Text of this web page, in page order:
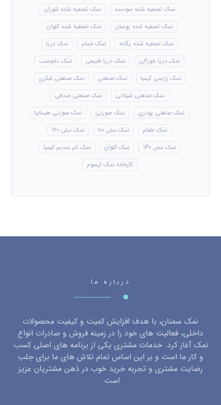
نمک تصفیه شده سودمند
نمک تصفیه شده شوران
نمک تصفیه شده پوسان
نمک تصفیه شده کلوان
نمک تصفیه شده یگانه
نمک حمام
نمک دریا
نمک دریا خوراکی
نمک دریا طبیعی
نمک دلچسب
نمک رژیمی کیمیا
نمک صنعتی
نمک صنعتی شکری
نمک صنعتی شیلاتی
نمک صنعتی صدفی
نمک صنعتی پودری
نمک صورتی
نمک صورتی هیمالیا
نمک طعام
نمک مش 110
نمک مش 120
نمک مش 130
نمک کلوان
نمک کم سدیم کیمیا
کارخانه نمک اپسوم
درباره ما
نمک سمنان، با هدف افزایش کمیت و کیفیت محصولات
داخلی، فعالیت های خود را در زمینه فروش و صادرات انواع
نمک آغاز کرد. خدمات مشتری یکی از برنامه های اصلی کسب
و کار ما است و بر این اساس تمام تلاش های ما برای جلب
رضایت مشتری و تجربه خرید خوب در ذهن مشتریان عزیز
است.